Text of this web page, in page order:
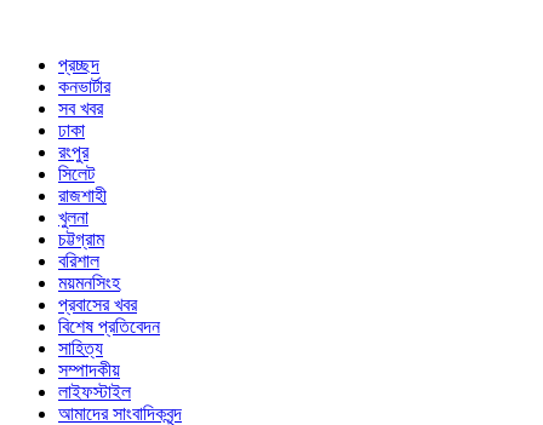
প্রচ্ছদ
কনভার্টার
সব খবর
ঢাকা
রংপুর
সিলেট
রাজশাহী
খুলনা
চট্টগ্রাম
বরিশাল
ময়মনসিংহ
প্রবাসের খবর
বিশেষ প্রতিবেদন
সাহিত্য
সম্পাদকীয়
লাইফস্টাইল
আমাদের সাংবাদিকবৃন্দ